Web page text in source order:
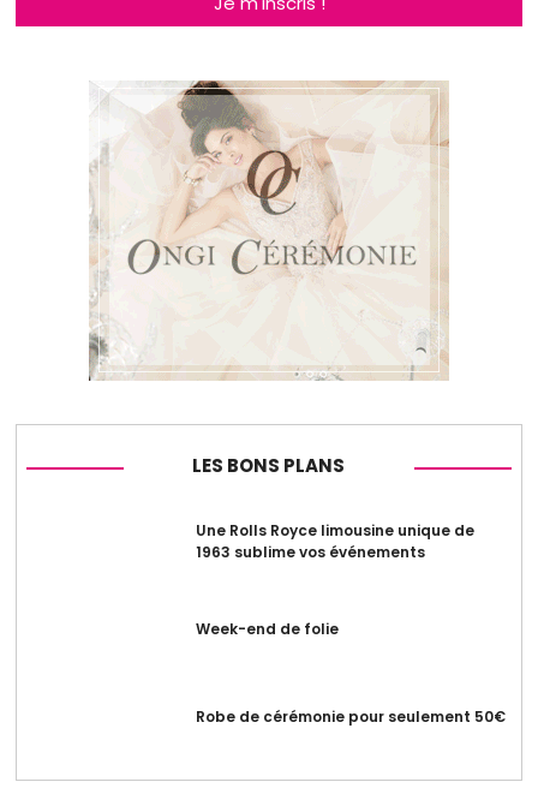
LES BONS PLANS
Une Rolls Royce limousine unique de
1963 sublime vos événements
Week-end de folie
Robe de cérémonie pour seulement 50€